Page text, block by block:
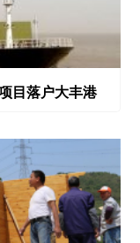
目落户大丰港